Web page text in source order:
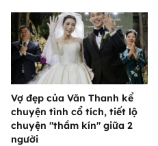
Vợ đẹp của Văn Thanh kể
chuyện tình cổ tích, tiết lộ
chuyện "thầm kín" giữa 2
người